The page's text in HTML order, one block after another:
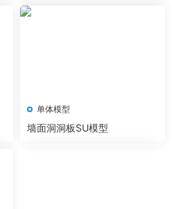
单体模型
墙面洞洞板SU模型